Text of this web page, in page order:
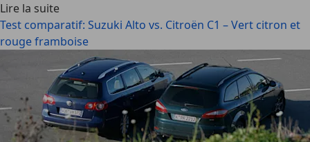
Lire la suite
Test comparatif: Suzuki Alto vs. Citroën C1 – Vert citron et
rouge framboise